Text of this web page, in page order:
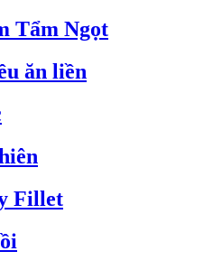
Tẩm Ngọt
ăn liền
Fillet